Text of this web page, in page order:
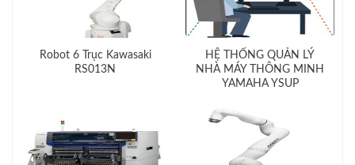
Robot 6 Trục Kawasaki
RS013N
HỆ THỐNG QUẢN LÝ
NHÀ MÁY THÔNG MINH
YAMAHA YSUP